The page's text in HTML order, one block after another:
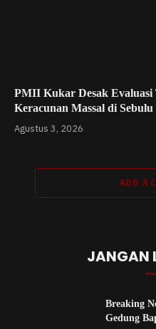
PMII Kukar Desak Evaluasi
Keracunan Massal di Sebulu
Agustus 3, 2026
ADD A
JANGAN
Breaking
Gedung